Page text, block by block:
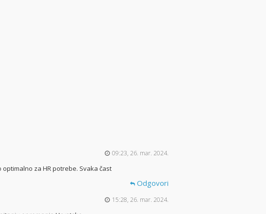
09:23, 26. mar. 2024.
za HR potrebe. Svaka čast
Odgovori
15:28, 26. mar. 2024.